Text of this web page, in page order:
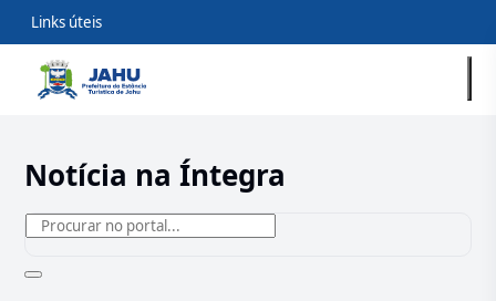
Links úteis
Notícia na Íntegra